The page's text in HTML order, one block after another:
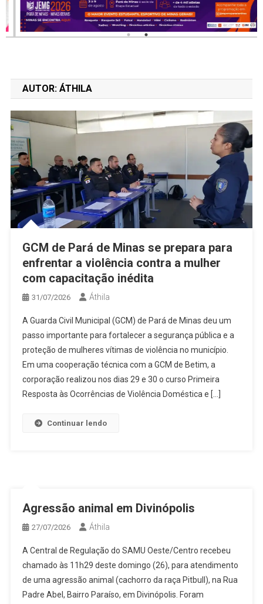
AUTOR: ÁTHILA
GCM de Pará de Minas se prepara para
enfrentar a violência contra a mulher
com capacitação inédita
31/07/2026 Áthila
A Guarda Civil Municipal (GCM) de Pará de Minas deu um
passo importante para fortalecer a segurança pública e a
proteção de mulheres vítimas de violência no município.
Em uma cooperação técnica com a GCM de Betim, a
corporação realizou nos dias 29 e 30 o curso Primeira
Resposta às Ocorrências de Violência Doméstica e […]
Continuar lendo
Agressão animal em Divinópolis
27/07/2026 Áthila
A Central de Regulação do SAMU Oeste/Centro recebeu
chamado às 11h29 deste domingo (26), para atendimento
de uma agressão animal (cachorro da raça Pitbull), na Rua
Padre Abel, Bairro Paraíso, em Divinópolis. Foram